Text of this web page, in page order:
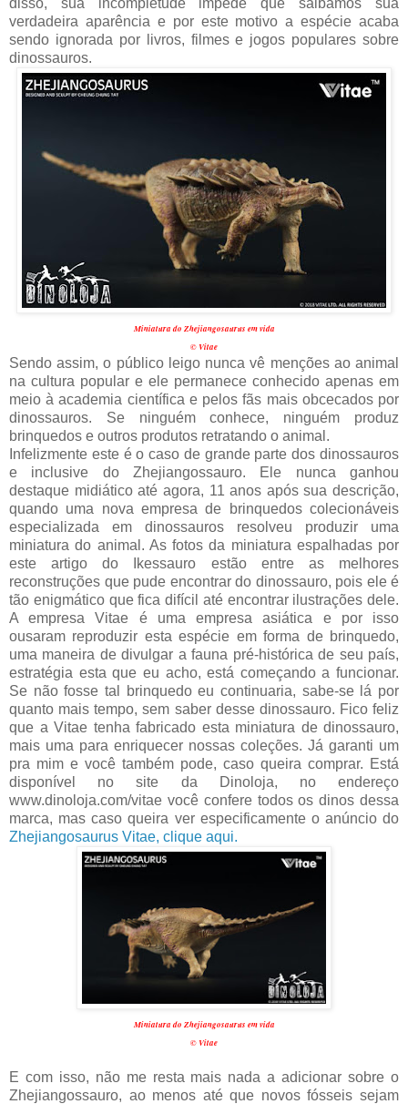
verdadeira aparência e por este motivo a espécie acaba
sendo ignorada por livros, filmes e jogos populares sobre
dinossauros.
Miniatura do Zhejiangosaurus em vida
© Vitae
Sendo assim, o público leigo nunca vê menções ao animal
na cultura popular e ele permanece conhecido apenas em
meio à academia científica e pelos fãs mais obcecados por
dinossauros. Se ninguém conhece, ninguém produz
brinquedos e outros produtos retratando o animal.
Infelizmente este é o caso de grande parte dos dinossauros
e inclusive do Zhejiangossauro. Ele nunca ganhou
destaque midiático até agora, 11 anos após sua descrição,
quando uma nova empresa de brinquedos colecionáveis
especializada em dinossauros resolveu produzir uma
miniatura do animal. As fotos da miniatura espalhadas por
este artigo do Ikessauro estão entre as melhores
reconstruções que pude encontrar do dinossauro, pois ele é
tão enigmático que fica difícil até encontrar ilustrações dele.
A empresa Vitae é uma empresa asiática e por isso
ousaram reproduzir esta espécie em forma de brinquedo,
uma maneira de divulgar a fauna pré-histórica de seu país,
estratégia esta que eu acho, está começando a funcionar.
Se não fosse tal brinquedo eu continuaria, sabe-se lá por
quanto mais tempo, sem saber desse dinossauro. Fico feliz
que a Vitae tenha fabricado esta miniatura de dinossauro,
mais uma para enriquecer nossas coleções. Já garanti um
pra mim e você também pode, caso queira comprar. Está
disponível no site da Dinoloja, no endereço
www.dinoloja.com/vitae você confere todos os dinos dessa
marca, mas caso queira ver especificamente o anúncio do
Zhejiangosaurus Vitae, clique aqui.
Miniatura do Zhejiangosaurus em vida
© Vitae
E com isso, não me resta mais nada a adicionar sobre o
Zhejiangossauro, ao menos até que novos fósseis sejam